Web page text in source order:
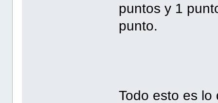
puntos y 1
punto.
Todo esto es